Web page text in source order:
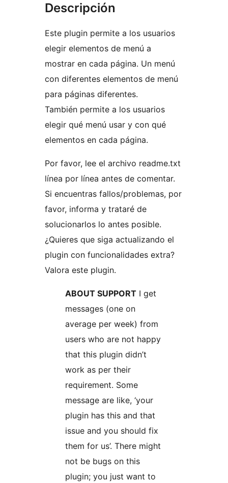
Descripción
Este plugin permite a los usuarios
elegir elementos de menú a
mostrar en cada página. Un menú
con diferentes elementos de menú
para páginas diferentes.
También permite a los usuarios
elegir qué menú usar y con qué
elementos en cada página.
Por favor, lee el archivo readme.txt
línea por línea antes de comentar.
Si encuentras fallos/problemas, por
favor, informa y trataré de
solucionarlos lo antes posible.
¿Quieres que siga actualizando el
plugin con funcionalidades extra?
Valora este plugin.
ABOUT SUPPORT I get
messages (one on
average per week) from
users who are not happy
that this plugin didn’t
work as per their
requirement. Some
message are like, ‘your
plugin has this and that
issue and you should fix
them for us’. There might
not be bugs on this
plugin; you just want to